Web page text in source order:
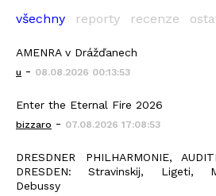
všechny reporty recenze
AMENRA v Drážďanech
u - 08.08.2026 00:13:53
Enter the Eternal Fire 2026
bizzaro - 07.08.2026 17:08:53
DRESDNER PHILHARMONIE,
DRESDEN: Stravinskij, Ligeti,
Debussy